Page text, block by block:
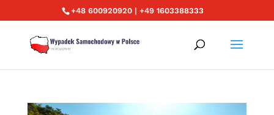
+48 600920920 | +49 1603388333